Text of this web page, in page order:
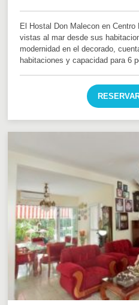
El Hostal Don Malecon en
vistas al mar desde sus
modernidad en el decorado,
habitaciones y capacidad para 6